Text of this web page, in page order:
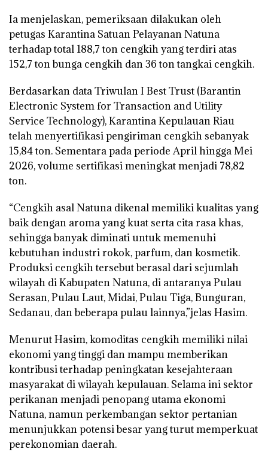
Ia menjelaskan, pemeriksaan dilakukan oleh
petugas Karantina Satuan Pelayanan Natuna
terhadap total 188,7 ton cengkih yang terdiri atas
152,7 ton bunga cengkih dan 36 ton tangkai cengkih.
Berdasarkan data Triwulan I Best Trust (Barantin
Electronic System for Transaction and Utility
Service Technology), Karantina Kepulauan Riau
telah menyertifikasi pengiriman cengkih sebanyak
15,84 ton. Sementara pada periode April hingga Mei
2026, volume sertifikasi meningkat menjadi 78,82
ton.
“Cengkih asal Natuna dikenal memiliki kualitas yang
baik dengan aroma yang kuat serta cita rasa khas,
sehingga banyak diminati untuk memenuhi
kebutuhan industri rokok, parfum, dan kosmetik.
Produksi cengkih tersebut berasal dari sejumlah
wilayah di Kabupaten Natuna, di antaranya Pulau
Serasan, Pulau Laut, Midai, Pulau Tiga, Bunguran,
Sedanau, dan beberapa pulau lainnya,”jelas Hasim.
Menurut Hasim, komoditas cengkih memiliki nilai
ekonomi yang tinggi dan mampu memberikan
kontribusi terhadap peningkatan kesejahteraan
masyarakat di wilayah kepulauan. Selama ini sektor
perikanan menjadi penopang utama ekonomi
Natuna, namun perkembangan sektor pertanian
menunjukkan potensi besar yang turut memperkuat
perekonomian daerah.